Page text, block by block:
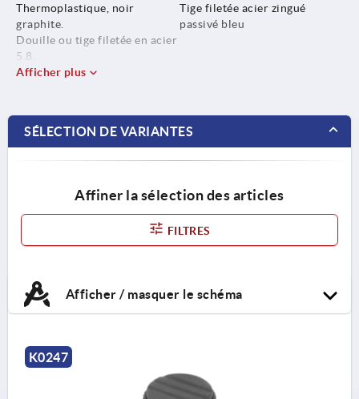
Thermoplastique, noir
graphite.
Douille ou tige filetée en acier
5.8.
Tige filetée acier zingué
passivé bleu
Afficher plus
SÉLECTION DE VARIANTES
Affiner la sélection des articles
FILTRES
Afficher / masquer le schéma
K0247